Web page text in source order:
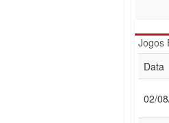
Jogos
Data
02/